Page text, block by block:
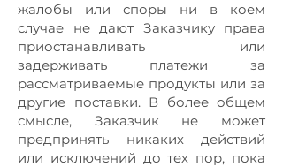
жалобы или споры ни в коем
случае не дают Заказчику права
приостанавливать или
задерживать платежи за
рассматриваемые продукты или за
другие поставки. В более общем
смысле, Заказчик не может
предпринять никаких действий
или исключений до тех пор, пока